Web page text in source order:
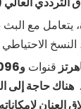
قنوات و4096-QAM